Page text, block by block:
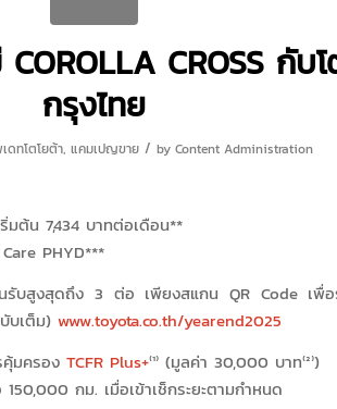
CROSS กับโ
กรุงไทย
ดทโตโยต้า, แคมเปญขาย / by Content Administration
ต้น 7,434 บาทต่อเดือน**
PHYD***
นรับสูงสุดถึง 3 ต่อ เพียงสแกน QR Code เ
บเต็ม) www.toyota.co.th/yearend2025
คุ้มครอง TCFR Plus+⁽¹⁾ (มูลค่า 30,000 บาท⁽²⁾)
กม. เมื่อเข้าเช็กระยะตามกำหนด